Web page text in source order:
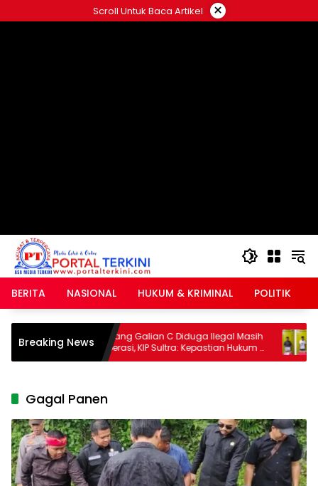
ke
Scroll Untuk Baca Artikel ×
BERITA NASIONAL HUKUM & KRIMINAL POLITIK
Breaking NewsTambang Galian C Diduga Ilegal Masih
Beroperasi, KIP Sultra: Kepastian Hukum di
Tangan Kapolres Konawe yang Baru
Gagal Panen